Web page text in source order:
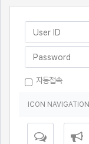
자동접속
ICON NAVIGATION